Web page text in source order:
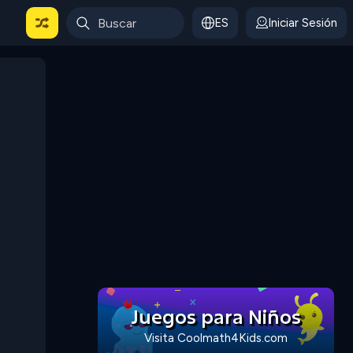
ES Iniciar Sesión
Juegos para Niños
Visita Coolmath4Kids.com